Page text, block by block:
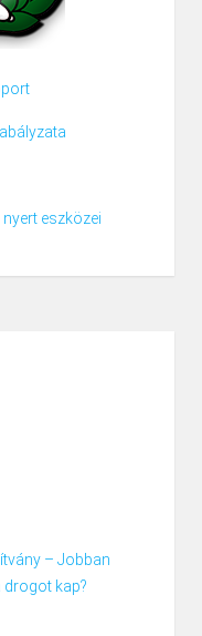
eszközei
– Jobban
drogot kap?